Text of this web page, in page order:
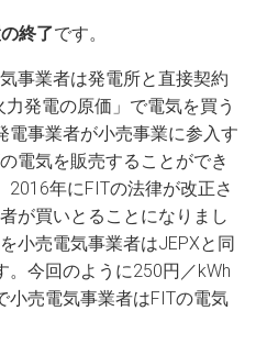
終了です。
事業者は発電所と直接契約
発電の原価」で電気を買う
電事業者が小売事業に参入す
電気を販売することができ
年にFITの法律が改正さ
が買いとることになりまし
小売電気事業者はJEPXと同
。今回のように250円／kWh
小売電気事業者はFITの電気